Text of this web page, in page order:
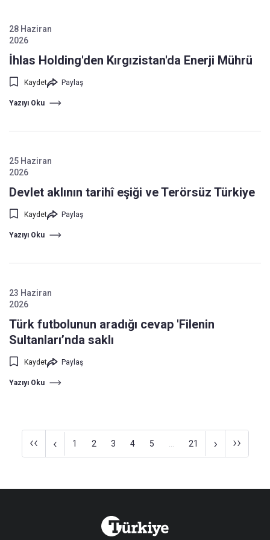
28 Haziran
2026
İhlas Holding'den Kırgızistan'da Enerji Mührü
Kaydet Paylaş
Yazıyı Oku
25 Haziran
2026
Devlet aklının tarihî eşiği ve Terörsüz Türkiye
Kaydet Paylaş
Yazıyı Oku
23 Haziran
2026
Türk futbolunun aradığı cevap 'Filenin
Sultanları’nda saklı
Kaydet Paylaş
Yazıyı Oku
‹‹ ‹ 1 2 3 4 5 21 › ››